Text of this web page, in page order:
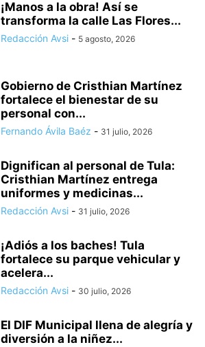
¡Manos a la obra! Así se
transforma la calle Las Flores...
Redacción Avsi - 5 agosto, 2026
Gobierno de Cristhian Martínez
fortalece el bienestar de su
personal con...
Fernando Ávila Baéz - 31 julio, 2026
Dignifican al personal de Tula:
Cristhian Martínez entrega
uniformes y medicinas...
Redacción Avsi - 31 julio, 2026
¡Adiós a los baches! Tula
fortalece su parque vehicular y
acelera...
Redacción Avsi - 30 julio, 2026
El DIF Municipal llena de alegría y
diversión a la niñez...